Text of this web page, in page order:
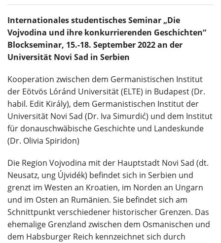
Internationales studentisches Seminar „Die
Vojvodina und ihre konkurrierenden Geschichten“
Blockseminar, 15.-18. September 2022 an der
Universität Novi Sad in Serbien
Kooperation zwischen dem Germanistischen Institut
der Eötvös Lóránd Universität (ELTE) in Budapest (Dr.
habil. Edit Király), dem Germanistischen Institut der
Universität Novi Sad (Dr. Iva Simurdić) und dem Institut
für donauschwäbische Geschichte und Landeskunde
(Dr. Olivia Spiridon)
Die Region Vojvodina mit der Hauptstadt Novi Sad (dt.
Neusatz, ung Újvidék) befindet sich in Serbien und
grenzt im Westen an Kroatien, im Norden an Ungarn
und im Osten an Rumänien. Sie befindet sich am
Schnittpunkt verschiedener historischer Grenzen. Das
ehemalige Grenzland zwischen dem Osmanischen und
dem Habsburger Reich kennzeichnet sich durch